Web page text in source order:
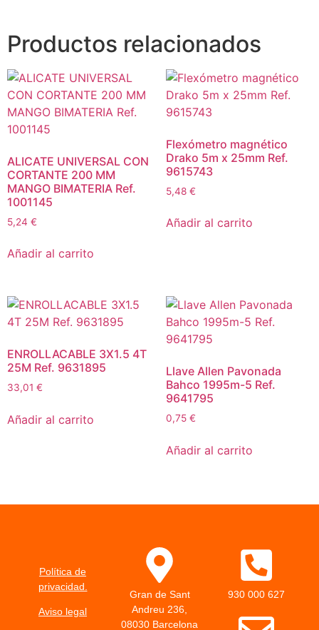
Productos relacionados
ALICATE UNIVERSAL CON
CORTANTE 200 MM
MANGO BIMATERIA Ref.
1001145
5,24 €
Añadir al carrito
Flexómetro magnético
Drako 5m x 25mm Ref.
9615743
5,48 €
Añadir al carrito
ENROLLACABLE 3X1.5 4T
25M Ref. 9631895
33,01 €
Añadir al carrito
Llave Allen Pavonada
Bahco 1995m-5 Ref.
9641795
0,75 €
Añadir al carrito
Política de
privacidad.
Aviso legal
Gran de Sant
Andreu 236,
08030 Barcelona
930 000 627